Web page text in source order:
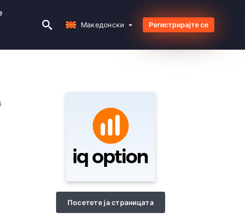
Македонски
Македонски Регистрирајте се
Посетете ја страницата